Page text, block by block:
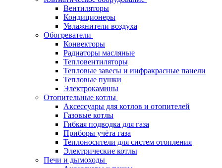
Вентиляторы
Кондиционеры
Увлажнители воздуха
Обогреватели
Конвекторы
Радиаторы масляные
Тепловентиляторы
Тепловые завесы и инфракрасные панели
Тепловые пушки
Электрокамины
Отопительные котлы
Аксессуары для котлов и отопителей
Газовые котлы
Гибкая подводка для газа
Приборы учёта газа
Теплоносители для систем отопления
Электрические котлы
Печи и дымоходы